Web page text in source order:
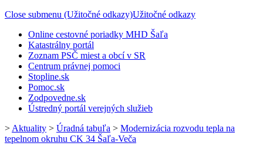
Close submenu (Užitočné odkazy)Užitočné odkazy
Online cestovné poriadky MHD Šaľa
Katastrálny portál
Zoznam PSČ miest a obcí v SR
Centrum právnej pomoci
Stopline.sk
Pomoc.sk
Zodpovedne.sk
Ústredný portál verejných služieb
> Aktuality > Úradná tabuľa > Modernizácia rozvodu tepla na
tepelnom okruhu CK 34 Šaľa-Veča